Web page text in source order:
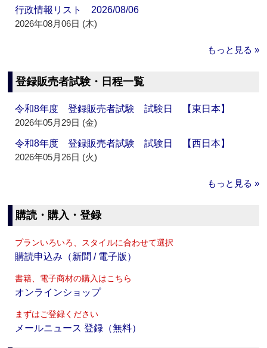
行政情報リスト 2026/08/06
2026年08月06日 (木)
もっと見る »
登録販売者試験・日程一覧
令和8年度 登録販売者試験 試験日 【東日本】
2026年05月29日 (金)
令和8年度 登録販売者試験 試験日 【西日本】
2026年05月26日 (火)
もっと見る »
購読・購入・登録
プランいろいろ、スタイルに合わせて選択
購読申込み（新聞 / 電子版）
書籍、電子商材の購入はこちら
オンラインショップ
まずはご登録ください
メールニュース 登録（無料）